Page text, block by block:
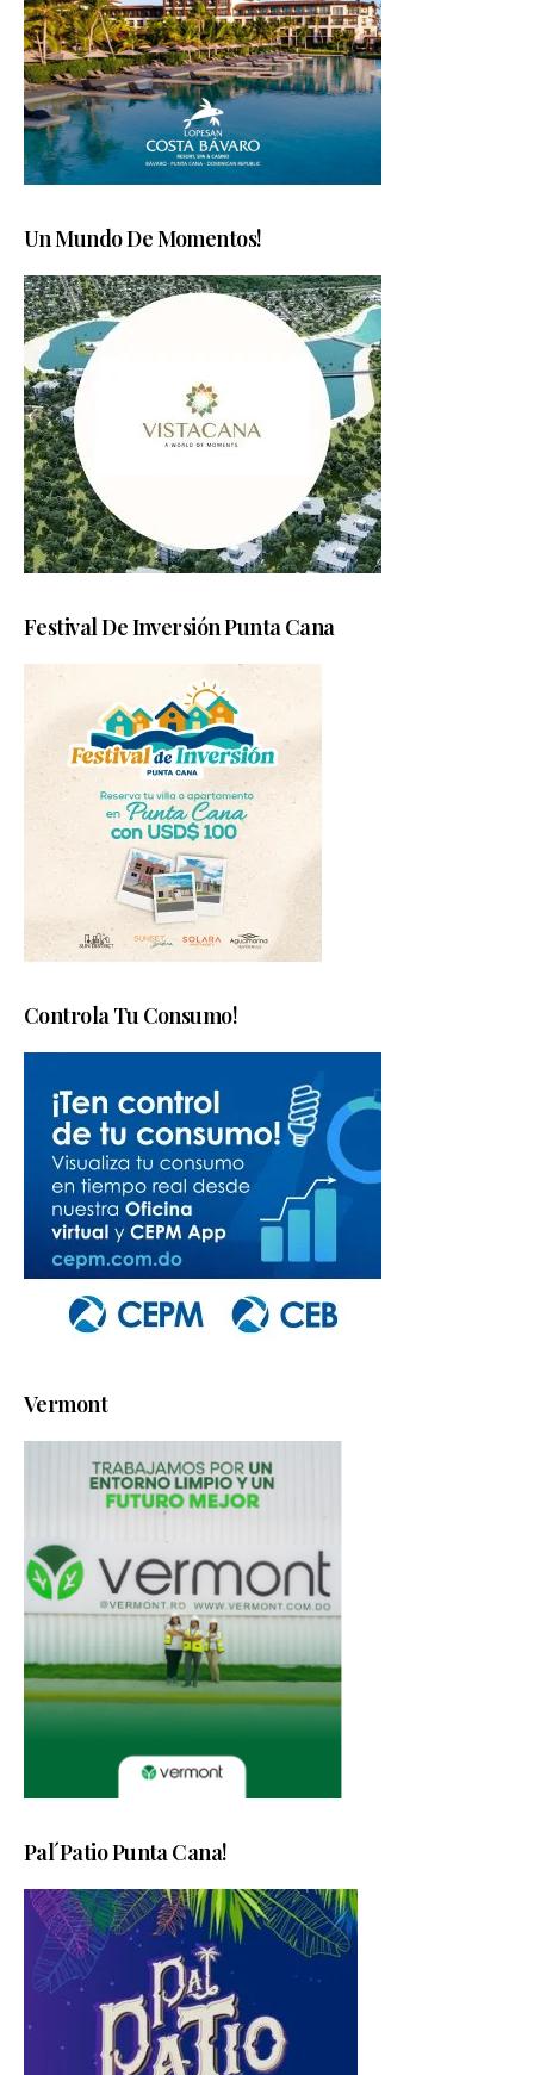
Un Mundo De Momentos!
Festival De Inversión Punta Cana
Controla Tu Consumo!
Vermont
Pal´Patio Punta Cana!